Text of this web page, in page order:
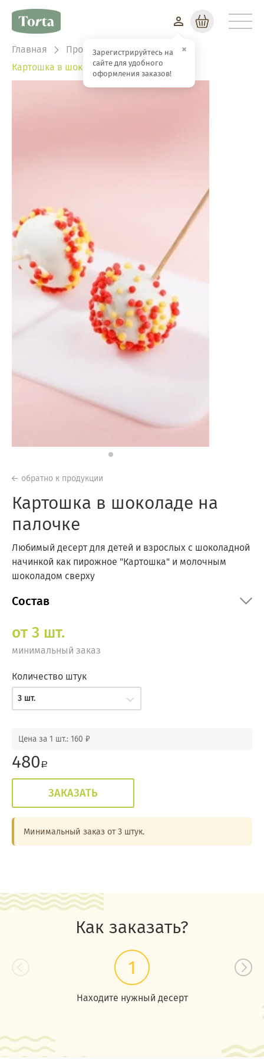
×
Зарегистрируйтесь на
сайте для удобного
оформления заказов!
Корзина
Главная
Продукция
Пирожные
Картошка в шоколаде на палочке
обратно к продукции
Картошка в шоколаде на
палочке
Любимый десерт для детей и взрослых с шоколадной
начинкой как пирожное "Картошка" и молочным
шоколадом сверху
Состав
от 3 шт.
минимальный заказ
Количество штук
3 шт.
Цена за 1 шт.: 160 ₽
480 a
ЗАКАЗАТЬ
Минимальный заказ от 3 штук.
Как заказать?
1
Находите нужный десерт